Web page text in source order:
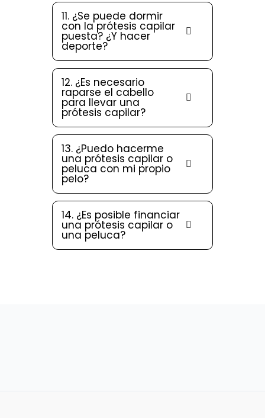
11. ¿Se puede dormir
con la prótesis capilar
puesta? ¿Y hacer
deporte?
12. ¿Es necesario
raparse el cabello
para llevar una
prótesis capilar?
13. ¿Puedo hacerme
una prótesis capilar o
peluca con mi propio
pelo?
14. ¿Es posible financiar
una prótesis capilar o
una peluca?